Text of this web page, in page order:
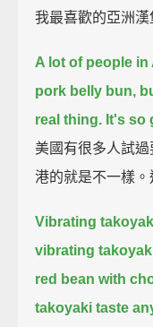
我最喜歡的亞洲漢
A lot of people
pork belly bun,
real thing. It's so
美國有很多人試
港的就是不一樣。
Vibrating
vibrating
red bean with
takoyaki taste